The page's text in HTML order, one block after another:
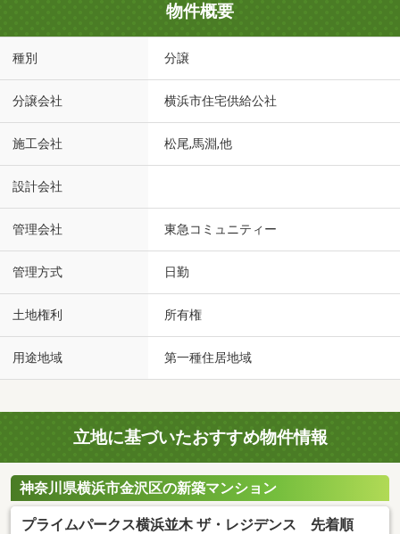
物件概要
種別 分譲
分譲会社 横浜市住宅供給公社
施工会社 松尾,馬淵,他
設計会社
管理会社 東急コミュニティー
管理方式 日勤
土地権利 所有権
用途地域 第一種住居地域
立地に基づいたおすすめ物件情報
神奈川県横浜市金沢区の新築マンション
プライムパークス横浜並木 ザ・レジデンス 先着順